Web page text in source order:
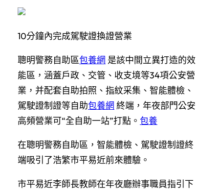
10分鐘內完成駕駛證換證營業
聰明警務自助區包養網 是該中間立異打造的效
能區，涵蓋戶政、交管、收支境等34項公安營
業，并配套自助拍照、指紋采集、智能體檢、
駕駛證制證等自助包養網 終端，年夜部門公安
高頻營業可“全自助一站”打點。 包養
在聰明警務自助區，智能體檢、駕駛證制證終
端吸引了浩繁市平易近前來體驗。
市平易近李師長教師在年夜廳辦事職員指引下